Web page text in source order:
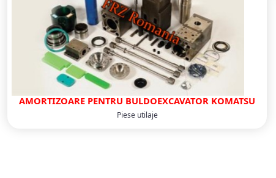
AMORTIZOARE PENTRU BULDOEXCAVATOR KOMATSU
Piese utilaje